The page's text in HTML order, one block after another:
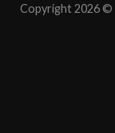
Copyright 2026 ©